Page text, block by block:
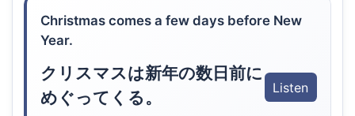
Christmas comes a few days before New
Year.
クリスマスは新年の数日前に
めぐってくる。
Listen